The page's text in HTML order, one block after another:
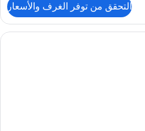
التحقق من توفر الغرف والأسعار
أغطية فراش متميزة وأسرّة بطبقة علوية